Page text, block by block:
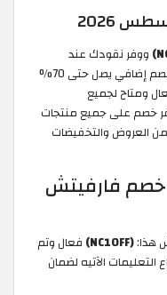
2026
ووفر نقودك عند
التسوق من موقع Farfetch واحصل على خصم إضافي يصل حتى 70%
ومتاح لجميع
خصم على جميع منتجات
العروض والتخفيضات
خصم فارفيتش
هذا:(NC10FF)
فعال وتم
التعليمات الآتيه لضمان